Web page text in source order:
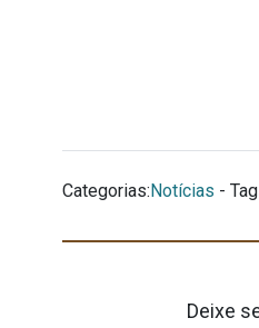
Categorias:Notícias -
Deixe